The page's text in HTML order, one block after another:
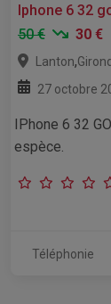
Iphone 6 32
50 €
30 €
Lanton,
27 octobre
IPhone 6 32
espèce.
Téléphonie